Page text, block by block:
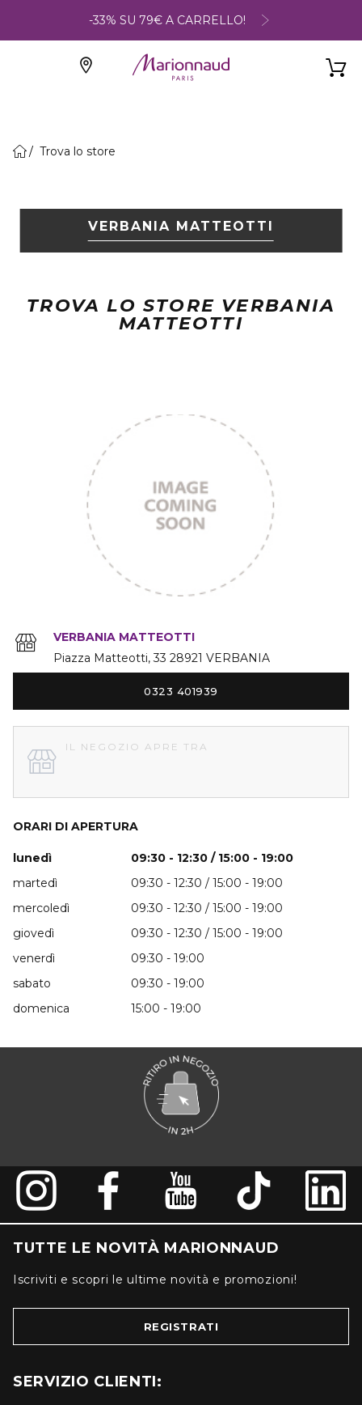
-33% SU 79€ A CARRELLO!
Trova lo store
VERBANIA MATTEOTTI
TROVA LO STORE VERBANIA
MATTEOTTI
VERBANIA MATTEOTTI
Piazza Matteotti 33 28921 VERBANIA
0323 401939
ORARI DI APERTURA
lunedì
09:30 - 12:30 / 15:00 - 19:00
martedì
09:30 - 12:30 / 15:00 - 19:00
mercoledì
09:30 - 12:30 / 15:00 - 19:00
giovedì
09:30 - 12:30 / 15:00 - 19:00
venerdì
09:30 - 19:00
sabato
09:30 - 19:00
domenica
15:00 - 19:00
IL NEGOZIO APRE TRA
TUTTE LE NOVITÀ MARIONNAUD
Iscriviti e scopri le ultime novità e promozioni!
REGISTRATI
SERVIZIO CLIENTI: